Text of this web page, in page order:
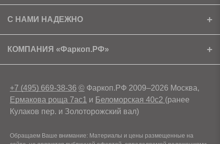
Доставка
Ищем партнеров
Скачать прайс
С НАМИ НАДЕЖНО
Сертификаты
Условия возврата
КОМПАНИЯ «Фаркоп.РФ»
+7 (495) 669-38-36 © Фаркоп.РФ 2009–2026 Москва,
Ермакова роща 7ас1 и Беломорская 40с2 (ранее
Кулаков пер. и Золоторожский вал)
Обращаем Ваше внимание: Материалы и цены размещенные на